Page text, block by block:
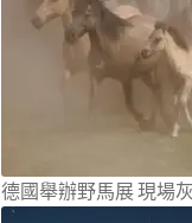
德國舉辦野馬展 現場